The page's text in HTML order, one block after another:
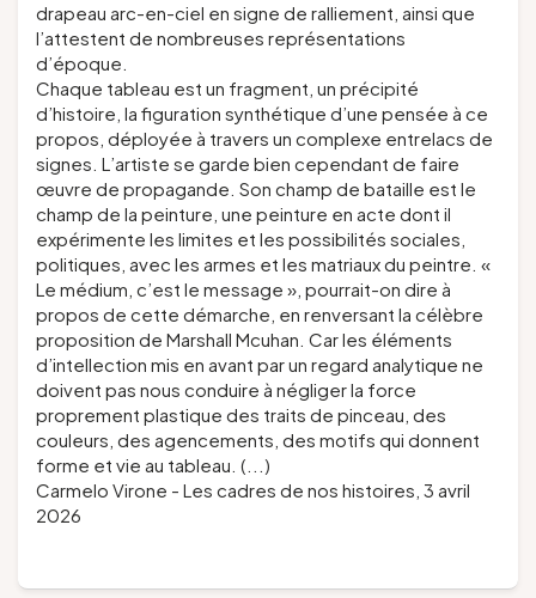
drapeau arc-en-ciel en signe de ralliement, ainsi que
l’attestent de nombreuses représentations
d’époque.
Chaque tableau est un fragment, un précipité
d’histoire, la figuration synthétique d’une pensée à ce
propos, déployée à travers un complexe entrelacs de
signes. L’artiste se garde bien cependant de faire
œuvre de propagande. Son champ de bataille est le
champ de la peinture, une peinture en acte dont il
expérimente les limites et les possibilités sociales,
politiques, avec les armes et les matriaux du peintre. «
Le médium, c’est le message », pourrait-on dire à
propos de cette démarche, en renversant la célèbre
proposition de Marshall Mcuhan. Car les éléments
d’intellection mis en avant par un regard analytique ne
doivent pas nous conduire à négliger la force
proprement plastique des traits de pinceau, des
couleurs, des agencements, des motifs qui donnent
forme et vie au tableau. (...)
Carmelo Virone - Les cadres de nos histoires , 3 avril
2026